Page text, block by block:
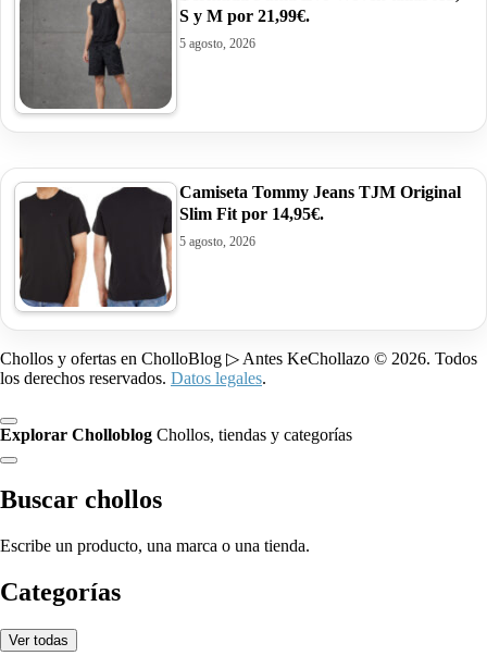
S y M por 21,99€.
5 agosto, 2026
Camiseta Tommy Jeans TJM Original
Slim Fit por 14,95€.
5 agosto, 2026
Chollos y ofertas en CholloBlog ▷ Antes KeChollazo © 2026. Todos
los derechos reservados. Datos legales.
Explorar Cholloblog Chollos, tiendas y categorías
Buscar chollos
Escribe un producto, una marca o una tienda.
Categorías
Ver todas